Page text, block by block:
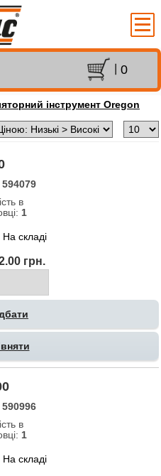
0
інструмент Oregon
594079
в
1
На складі
грн.
590996
в
1
На складі